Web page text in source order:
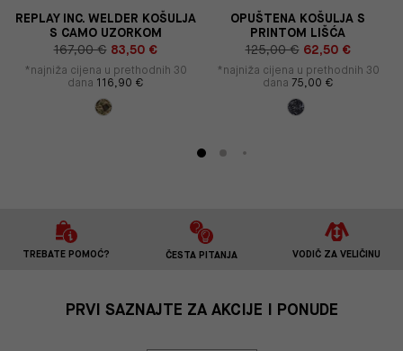
REPLAY INC. WELDER KOŠULJA
S CAMO UZORKOM
167,00 € 83,50 €
*najniža cijena u prethodnih 30
dana 116,90 €
OPUŠTENA KOŠULJA S
PRINTOM LIŠĆA
125,00 € 62,50 €
*najniža cijena u prethodnih 30
dana 75,00 €
TREBATE POMOĆ? ČESTA PITANJA VODIČ ZA VELIČINU
PRVI SAZNAJTE ZA AKCIJE I PONUDE